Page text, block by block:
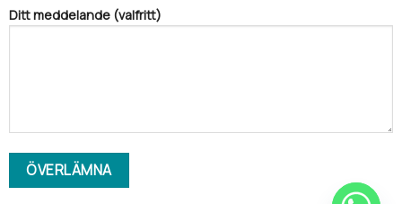
Ditt meddelande (valfritt)